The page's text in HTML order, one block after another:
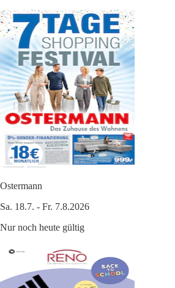
Ostermann
Sa. 18.7. - Fr. 7.8.2026
Nur noch heute gültig